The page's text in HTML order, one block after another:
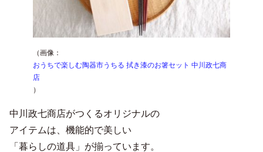
（画像：
おうちで楽しむ陶器市うちる 拭き漆のお箸セット 中川政七商
店
）
中川政七商店がつくるオリジナルの
アイテムは、機能的で美しい
「暮らしの道具」が揃っています。